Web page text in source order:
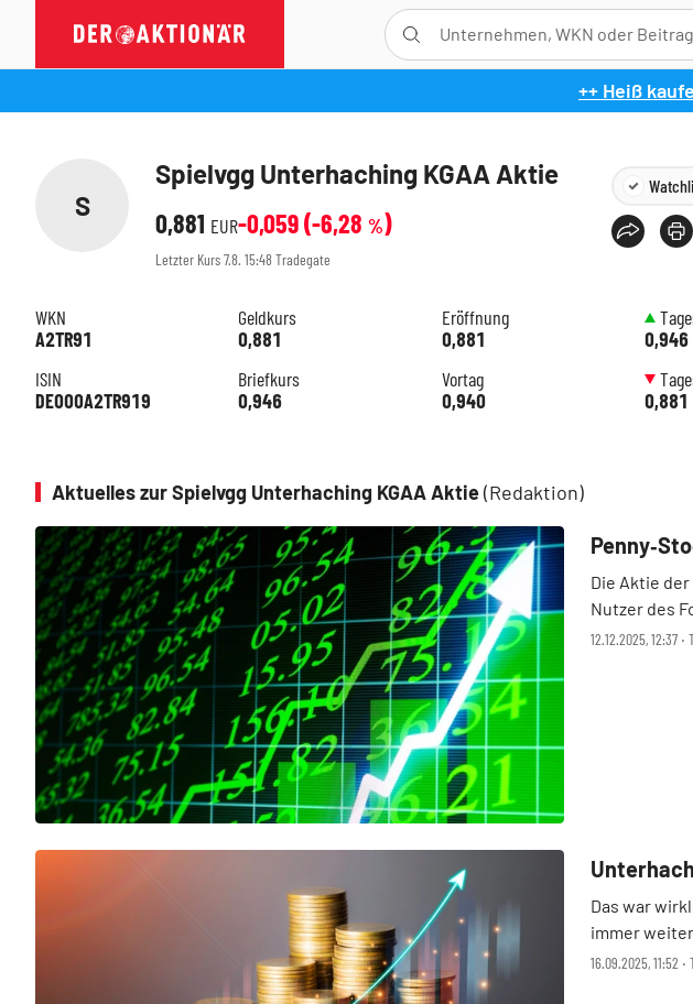
++ Heiß
S
Spielvgg Unterhaching KGAA Aktie
0,881 EUR-0,059(-6,28 %)
Letzter Kurs7.8. 15:48Tradegate
WKN
A2TR91
ISIN
DE000A2TR919
Geldkurs
0,881
Briefkurs
0,946
Eröffnung
0,881
Vortag
0,940
0,946
0,881
Aktuelles zur Spielvgg Unterhaching KGAA Aktie(Redaktion)
12.12.2025, 12:37
Die Aktie
Nutzer des
Kursgewinne
16.09.2025, 11:52
Das war
immer
am